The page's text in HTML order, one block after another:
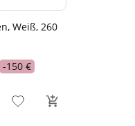
Weiß, 260
-150 €